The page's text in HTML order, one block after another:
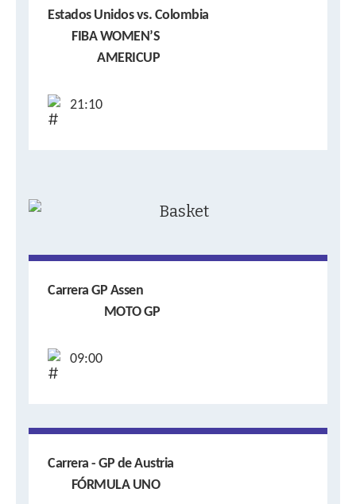
Estados Unidos vs. Colombia
FIBA WOMEN’S
AMERICUP
21:10
Carrera GP Assen
MOTO GP
09:00
Carrera - GP de Austria
FÓRMULA UNO